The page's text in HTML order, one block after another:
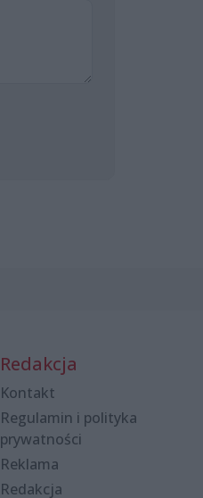
Redakcja
Kontakt
Regulamin i polityka
prywatności
Reklama
Redakcja